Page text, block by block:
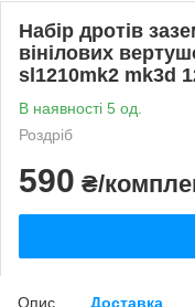
Набір дротів
вінілових
sl1210mk2 mk3d
В наявності 5 од.
Роздріб
590 ₴/
Опис Доставка